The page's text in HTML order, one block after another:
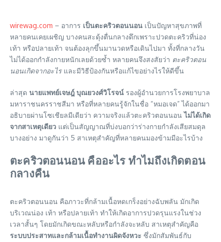
wirewag.com – อาการ เป็นตะคริวตอนนอน เป็นปัญหาสุขภาพที่
หลายคนเคยเผชิญ บางคนสะดุ้งตื่นกลางดึกเพราะปวดตะคริวที่น่อง
เท้า หรือปลายเท้า จนต้องลุกขึ้นมานวดหรือเดินไปมา ทั้งที่กลางวัน
ไม่ได้ออกกำลังกายหนักเลยด้วยซ้ำ หลายคนจึงสงสัยว่า ตะคริวตอน
นอนเกิดจากอะไรและมีวิธีป้องกันหรือแก้ไขอย่างไรให้ดีขึ้น
ล่าสุด นายแพทย์เจษฎ์ บุณยวงศ์วิโรจน์ รองผู้อำนวยการโรงพยาบาล
มหาราชนครราชสีมา หรือที่หลายคนรู้จักในชื่อ “หมอเจด” ได้ออกมา
อธิบายผ่านโซเชียลมีเดียว่า ความจริงแล้วตะคริวตอนนอนไม่ได้เกิด
จากสาเหตุเดียว แต่เป็นสัญญาณที่บ่งบอกว่าร่างกายกำลังเสียสมดุล
บางอย่าง มาดูกันว่า 5 สาเหตุสำคัญที่หลายคนมองข้ามมีอะไรบ้าง
ตะคริวตอนนอน คืออะไร ทำไมถึงเกิดตอน
กลางคืน
ตะคริวตอนนอน คือภาวะที่กล้ามเนื้อหดเกร็งอย่างฉับพลัน มักเกิด
บริเวณน่อง เท้า หรือปลายเท้า ทำให้เกิดอาการปวดรุนแรงในช่วง
เวลาสั้นๆ โดยมักเกิดขณะหลับหรือกำลังจะหลับ สาเหตุสำคัญคือ
ระบบประสาทและกล้ามเนื้อทำงานผิดจังหวะ ซึ่งมักสัมพันธ์กับ